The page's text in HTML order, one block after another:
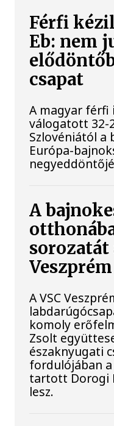
Férfi
Eb: nem
csapat
A magyar férfi
válogatott 32-
Szlovéniától a
Európa-
A
sorozatát
Veszprém
A VSC
komoly
Zsolt
északnyugati
fordulójában
tartott Dorogi
lesz.